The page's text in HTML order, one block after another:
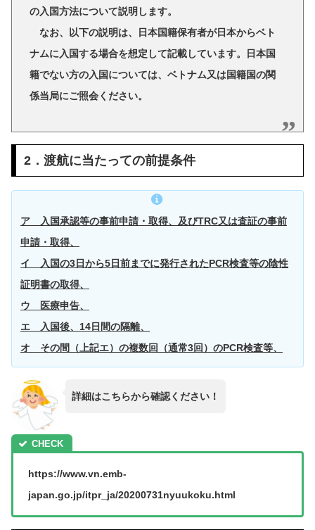
の入国方法について説明します。
なお、以下の説明は、日本国籍保有者が日本からベト
ナムに入国する場合を想定して記載しています。日本国
籍でない方の入国については、ベトナム又は国籍国の関
係当局にご照会ください。
2．渡航に当たっての前提条件
ア 入国承認等の事前申請・取得、及びTRC又は査証の事前
申請・取得、
イ 入国の3日から5日前までに発行されたPCR検査等の陰性
証明書の取得、
ウ 医療申告、
エ 入国後、14日間の隔離、
オ その間（上記エ）の複数回（通常3回）のPCR検査等、
詳細はこちらから確認ください！
https://www.vn.emb-
japan.go.jp/itpr_ja/20200731nyuukoku.html